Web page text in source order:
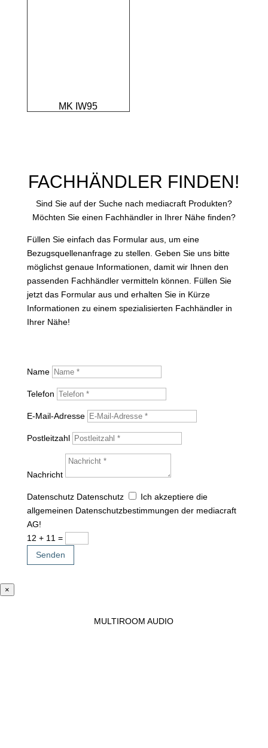
MK IW95
FACHHÄNDLER FINDEN!
Sind Sie auf der Suche nach mediacraft Produkten?
Möchten Sie einen Fachhändler in Ihrer Nähe finden?
Füllen Sie einfach das Formular aus, um eine
Bezugsquellenanfrage zu stellen. Geben Sie uns bitte
möglichst genaue Informationen, damit wir Ihnen den
passenden Fachhändler vermitteln können. Füllen Sie
jetzt das Formular aus und erhalten Sie in Kürze
Informationen zu einem spezialisierten Fachhändler in
Ihrer Nähe!
Name
Telefon
E-Mail-Adresse
Postleitzahl
Nachricht
Datenschutz Datenschutz
Ich akzeptiere die
allgemeinen Datenschutzbestimmungen der mediacraft
AG!
12 + 11 =
Senden
×
MULTIROOM AUDIO